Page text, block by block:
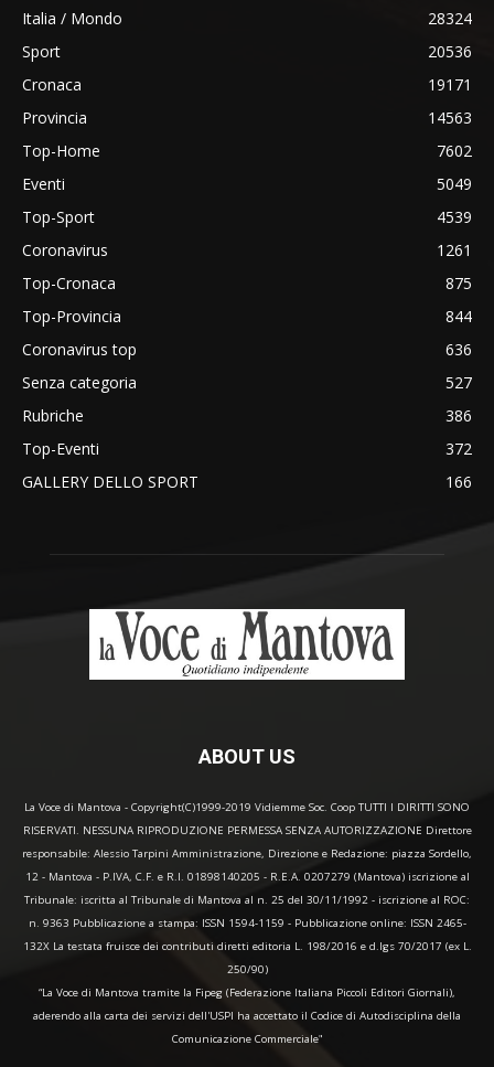
Italia / Mondo
28324
Sport
20536
Cronaca
19171
Provincia
14563
Top-Home
7602
Eventi
5049
Top-Sport
4539
Coronavirus
1261
Top-Cronaca
875
Top-Provincia
844
Coronavirus top
636
Senza categoria
527
Rubriche
386
Top-Eventi
372
GALLERY DELLO SPORT
166
ABOUT US
La Voce di Mantova - Copyright(C)1999-2019 Vidiemme Soc. Coop TUTTI I DIRITTI SONO
RISERVATI. NESSUNA RIPRODUZIONE PERMESSA SENZA AUTORIZZAZIONE Direttore
responsabile: Alessio Tarpini Amministrazione, Direzione e Redazione: piazza Sordello,
12 - Mantova - P.IVA, C.F. e R.I. 01898140205 - R.E.A. 0207279 (Mantova) iscrizione al
Tribunale: iscritta al Tribunale di Mantova al n. 25 del 30/11/1992 - iscrizione al ROC:
n. 9363 Pubblicazione a stampa: ISSN 1594-1159 - Pubblicazione online: ISSN 2465-
132X La testata fruisce dei contributi diretti editoria L. 198/2016 e d.lgs 70/2017 (ex L.
250/90)
“La Voce di Mantova tramite la Fipeg (Federazione Italiana Piccoli Editori Giornali),
aderendo alla carta dei servizi dell'USPI ha accettato il Codice di Autodisciplina della
Comunicazione Commerciale"